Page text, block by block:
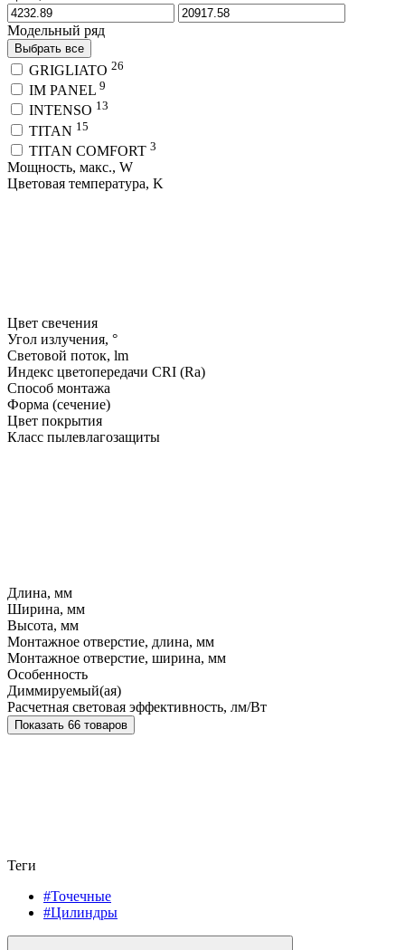
Модельный ряд
Выбрать все
GRIGLIATO 26
IM PANEL 9
INTENSO 13
TITAN 15
TITAN COMFORT 3
Мощность, макс., W
Цветовая температура, K
Цвет свечения
Угол излучения, °
Световой поток, lm
Индекс цветопередачи CRI (Ra)
Способ монтажа
Форма (сечение)
Цвет покрытия
Класс пылевлагозащиты
Длина, мм
Ширина, мм
Высота, мм
Монтажное отверстие, длина, мм
Монтажное отверстие, ширина, мм
Особенность
Диммируемый(ая)
Расчетная световая эффективность, лм/Вт
Показать 66 товаров
Теги
#Точечные
#Цилиндры